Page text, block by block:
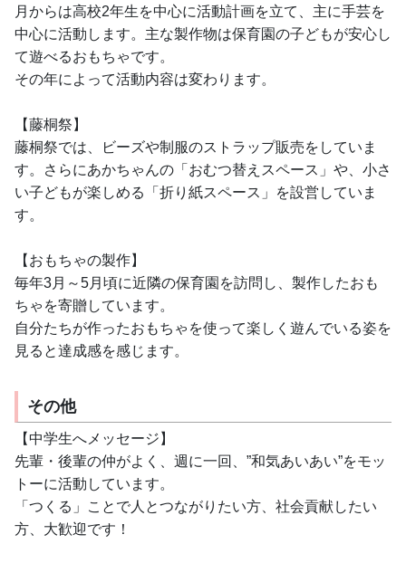
中心に活動します。主な製作物は保育園の子どもが安心し
て遊べるおもちゃです。
その年によって活動内容は変わります。
藤桐祭では、ビーズや制服のストラップ販売をしていま
す。さらにあかちゃんの「おむつ替えスペース」や、小さ
い子どもが楽しめる「折り紙スペース」を設営していま
す。
毎年3月～5月頃に近隣の保育園を訪問し、製作したおも
ちゃを寄贈しています。
自分たちが作ったおもちゃを使って楽しく遊んでいる姿を
見ると達成感を感じます。
【中学生へメッセージ】
先輩・後輩の仲がよく、週に一回、”和気あいあい”をモッ
トーに活動しています。
「つくる」ことで人とつながりたい方、社会貢献したい
方、大歓迎です！